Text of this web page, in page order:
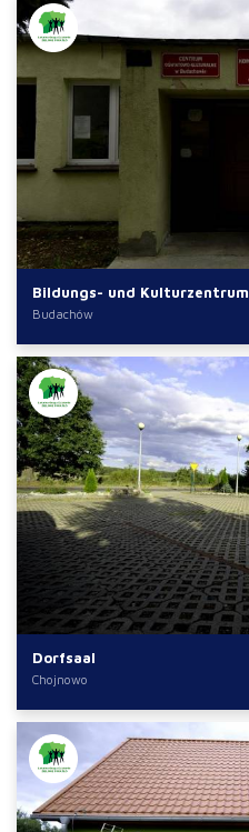
Bildungs- und Kulturzentrum
Budachów
Dorfsaal
Chojnowo